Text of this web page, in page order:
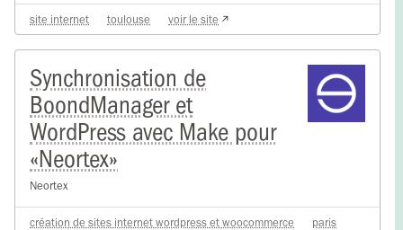
site internet toulouse voir le site
Synchronisation de
BoondManager et
WordPress avec Make pour
«Neortex»
Neortex
création de sites internet wordpress et woocommerce
paris